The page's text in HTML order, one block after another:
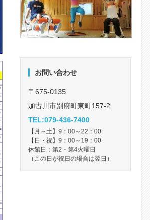
お問い合わせ
〒675-0135
加古川市別府町東町157-2
TEL:079-436-7400
【月～土】9：00～22：00
【日・祝】9：00～19：00
休館日：第2・第4火曜日
（この日が祝日の場合は翌日）